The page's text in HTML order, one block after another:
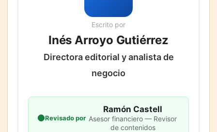
Escrito por
Inés Arroyo Gutiérrez
Directora editorial y analista de
negocio
Revisado por
Ramón Castell
Asesor financiero — Revisor
de contenidos